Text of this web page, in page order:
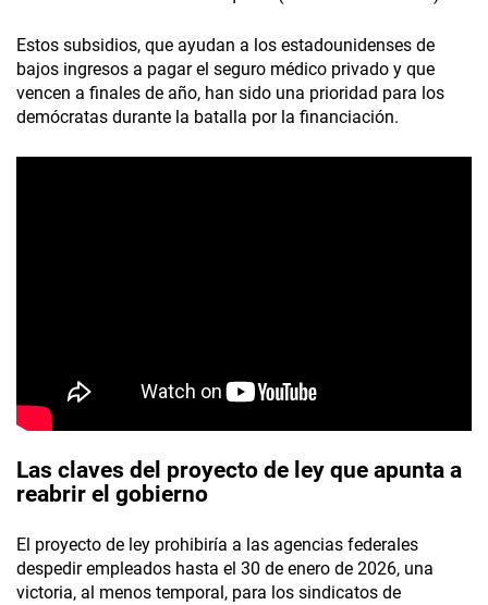
Estos subsidios, que ayudan a los estadounidenses de
bajos ingresos a pagar el seguro médico privado y que
vencen a finales de año, han sido una prioridad para los
demócratas durante la batalla por la financiación.
Las claves del proyecto de ley que apunta a
reabrir el gobierno
El proyecto de ley prohibiría a las agencias federales
despedir empleados hasta el 30 de enero de 2026, una
victoria, al menos temporal, para los sindicatos de